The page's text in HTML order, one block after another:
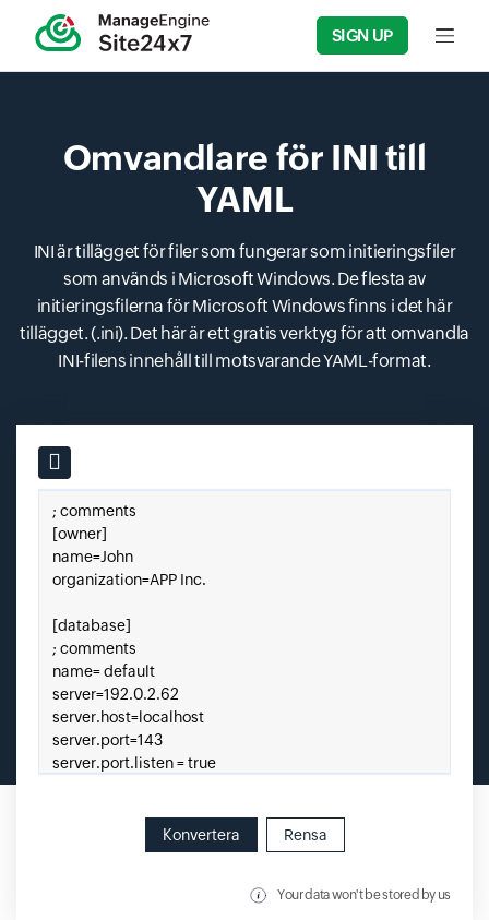
SIGN UP Input
Omvandlare för INI till
YAML
INI är tillägget för filer som fungerar som initieringsfiler
som används i Microsoft Windows. De flesta av
initieringsfilerna för Microsoft Windows finns i det här
tillägget. (.ini). Det här är ett gratis verktyg för att omvandla
INI-filens innehåll till motsvarande YAML-format.
Input field
Klistra in din INI här.
Konvertera Rensa
Your data won't be stored by us